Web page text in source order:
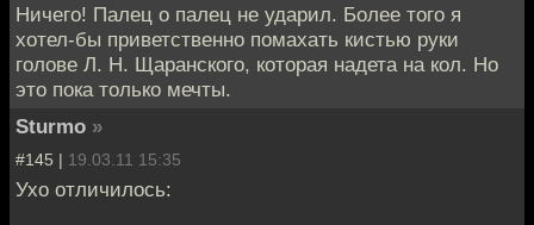
Ничего! Палец о палец не ударил. Более того я
хотел-бы приветственно помахать кистью руки
голове Л. Н. Щаранского, которая надета на кол. Но
это пока только мечты.
Sturmo »
#145 | 19.03.11 15:35
Ухо отличилось: